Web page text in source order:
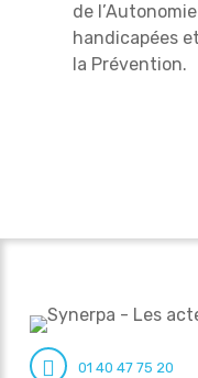
de
handicapées
la Prévention.
01 40 47 75 20